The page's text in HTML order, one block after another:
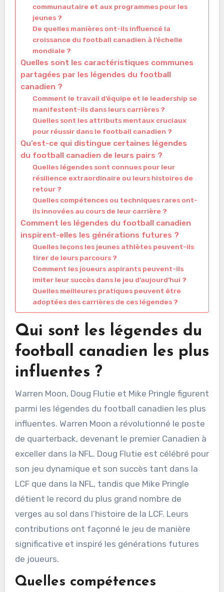
communautaire et aux programmes pour les
jeunes ?
De quelles manières ont-ils influencé la
croissance du football canadien à l’échelle
mondiale ?
Quelles sont les caractéristiques communes
partagées par les légendes du football
canadien ?
Comment le travail d’équipe et le leadership se
manifestent-ils dans leurs carrières ?
Quelles sont les attributs mentaux cruciaux
pour réussir dans le football canadien ?
Qu’est-ce qui distingue certaines légendes
du football canadien de leurs pairs ?
Quelles légendes sont connues pour leur
résilience extraordinaire ou leurs histoires de
retour ?
Quelles compétences ou techniques rares ont-
ils innovées au cours de leur carrière ?
Comment les légendes du football canadien
inspirent-elles les générations futures ?
Quelles leçons les jeunes athlètes peuvent-ils
tirer de leurs parcours ?
Comment les joueurs aspirants peuvent-ils
imiter leur succès dans le jeu d’aujourd’hui ?
Quelles meilleures pratiques peuvent être
adoptées des carrières de ces légendes ?
Qui sont les légendes du
football canadien les plus
influentes ?
Warren Moon, Doug Flutie et Mike Pringle figurent
parmi les légendes du football canadien les plus
influentes. Warren Moon a révolutionné le poste
de quarterback, devenant le premier Canadien à
exceller dans la NFL. Doug Flutie est célébré pour
son jeu dynamique et son succès tant dans la
LCF que dans la NFL, tandis que Mike Pringle
détient le record du plus grand nombre de
verges au sol dans l’histoire de la LCF. Leurs
contributions ont façonné le jeu de manière
significative et inspiré les générations futures
de joueurs.
Quelles compétences